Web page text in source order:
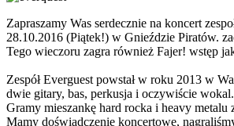
Zapraszamy Was serdecznie na koncert
28.10.2016 (Piątek!) w Gnieździe Piratów.
Tego wieczoru zagra również Fajer! wstęp
Zespół Everguest powstał w roku 2013 w
dwie gitary, bas, perkusja i oczywiście wokal.
Gramy mieszankę hard rocka i heavy metalu
Mamy doświadczenie koncertowe,